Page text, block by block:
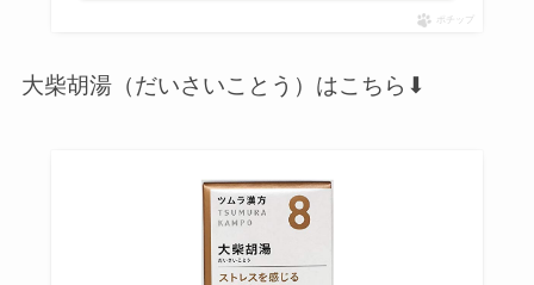
ポチップ
大柴胡湯（だいさいことう）はこちら⬇︎